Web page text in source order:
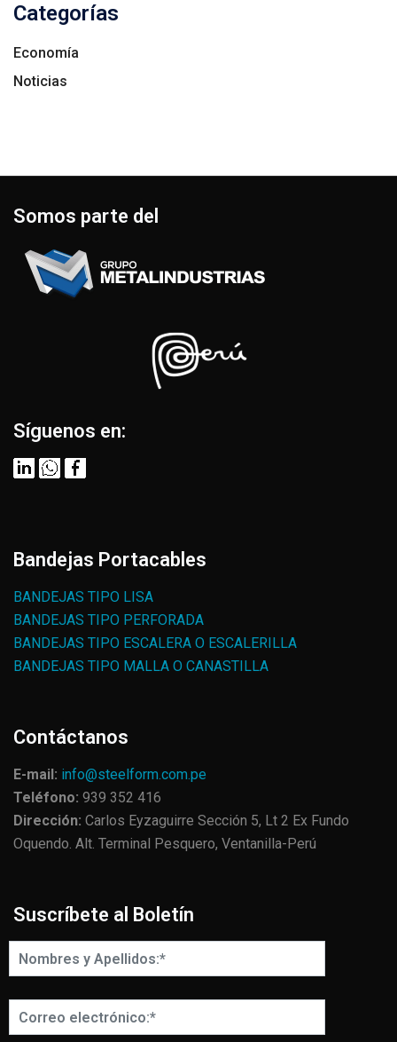
Categorías
Economía
Noticias
Somos parte del
Síguenos en:
Bandejas Portacables
BANDEJAS TIPO LISA
BANDEJAS TIPO PERFORADA
BANDEJAS TIPO ESCALERA O ESCALERILLA
BANDEJAS TIPO MALLA O CANASTILLA
Contáctanos
E-mail: info@steelform.com.pe
Teléfono: 939 352 416
Dirección: Carlos Eyzaguirre Sección 5, Lt 2 Ex Fundo
Oquendo. Alt. Terminal Pesquero, Ventanilla-Perú
Suscríbete al Boletín